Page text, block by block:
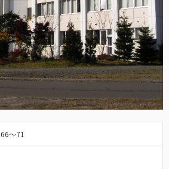
66～71